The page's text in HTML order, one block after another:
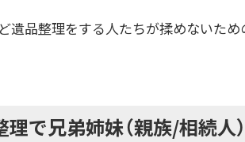
遺品整理をする人たちが揉めないため
理で兄弟姉妹（親族/相続人